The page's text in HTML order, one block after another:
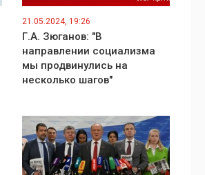
21.05.2024, 19:26
Г.А. Зюганов: "В
направлении социализма
мы продвинулись на
несколько шагов"